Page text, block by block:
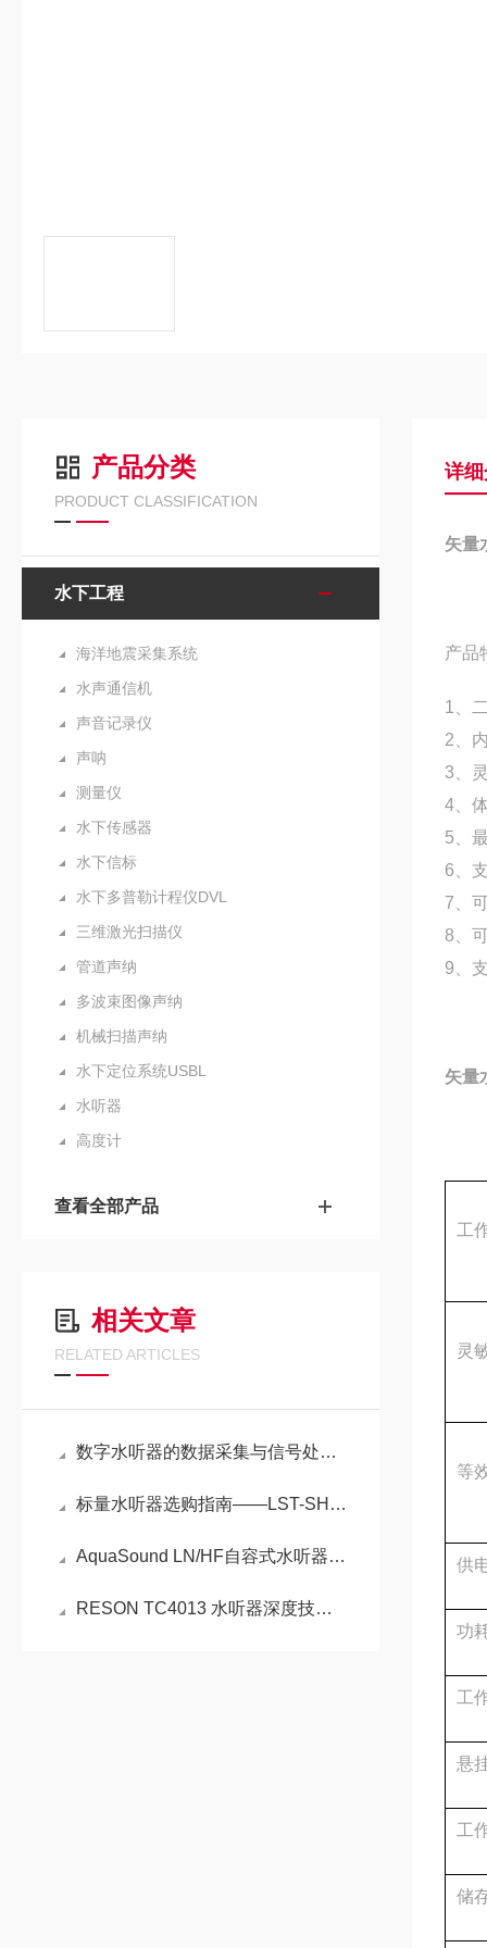
产品分类
PRODUCT CLASSIFICATION
水下工程
海洋地震采集系统
水声通信机
声音记录仪
声呐
测量仪
水下传感器
水下信标
水下多普勒计程仪DVL
三维激光扫描仪
管道声纳
多波束图像声纳
机械扫描声纳
水下定位系统USBL
水听器
高度计
查看全部产品
相关文章
RELATED ARTICLES
数字水听器的数据采集与信号处理技术分析
标量水听器选购指南——LST-SH50A五大核心指标深度解析
AquaSound LN/HF自容式水听器如何重塑水下声学监测
RESON TC4013 水听器深度技术解析
详
矢量
产品
1、
2、
3、
4、
5、
6、
7、
8、
9、
矢量
工
灵
等
供
功
工
悬
工
储